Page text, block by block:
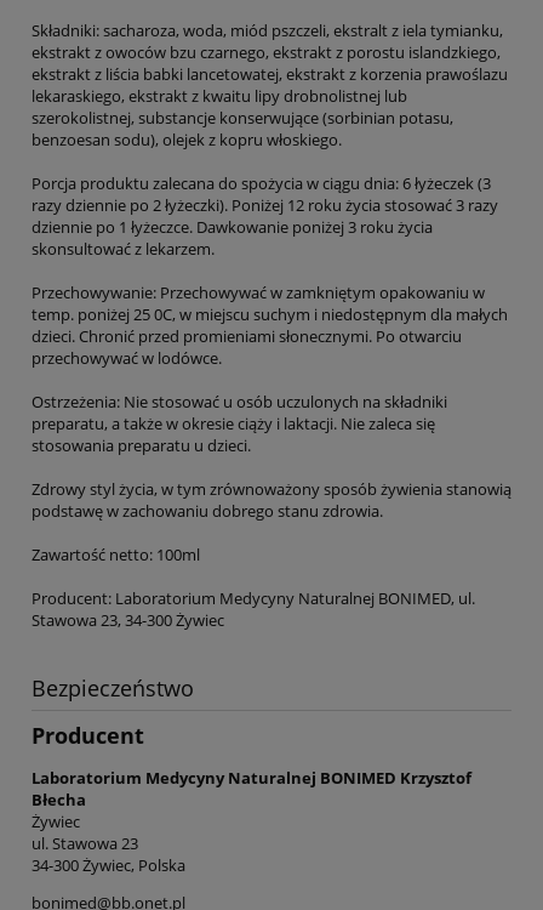
Składniki: sacharoza, woda, miód pszczeli, ekstralt z iela tymianku,
ekstrakt z owoców bzu czarnego, ekstrakt z porostu islandzkiego,
ekstrakt z liścia babki lancetowatej, ekstrakt z korzenia prawoślazu
lekaraskiego, ekstrakt z kwaitu lipy drobnolistnej lub
szerokolistnej, substancje konserwujące (sorbinian potasu,
benzoesan sodu), olejek z kopru włoskiego.
Porcja produktu zalecana do spożycia w ciągu dnia: 6 łyżeczek (3
razy dziennie po 2 łyżeczki). Poniżej 12 roku życia stosować 3 razy
dziennie po 1 łyżeczce. Dawkowanie poniżej 3 roku życia
skonsultować z lekarzem.
Przechowywanie: Przechowywać w zamkniętym opakowaniu w
temp. poniżej 25 0C, w miejscu suchym i niedostępnym dla małych
dzieci. Chronić przed promieniami słonecznymi. Po otwarciu
przechowywać w lodówce.
Ostrzeżenia: Nie stosować u osób uczulonych na składniki
preparatu, a także w okresie ciąży i laktacji. Nie zaleca się
stosowania preparatu u dzieci.
Zdrowy styl życia, w tym zrównoważony sposób żywienia stanowią
podstawę w zachowaniu dobrego stanu zdrowia.
Zawartość netto: 100ml
Producent: Laboratorium Medycyny Naturalnej BONIMED, ul.
Stawowa 23, 34-300 Żywiec
Bezpieczeństwo
Producent
Laboratorium Medycyny Naturalnej BONIMED Krzysztof
Błecha
Żywiec
ul. Stawowa 23
34-300 Żywiec, Polska
bonimed@bb.onet.pl